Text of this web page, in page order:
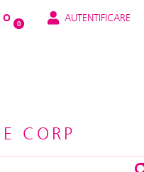
O 0 AUTENTIFICARE
CORP